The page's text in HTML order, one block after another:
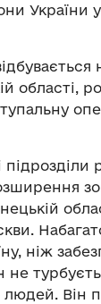
України
області,
ніж
не
людей. Він